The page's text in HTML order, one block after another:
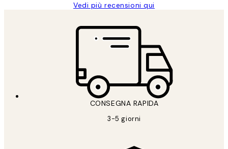
Vedi più recensioni qui
CONSEGNA RAPIDA
3-5 giorni